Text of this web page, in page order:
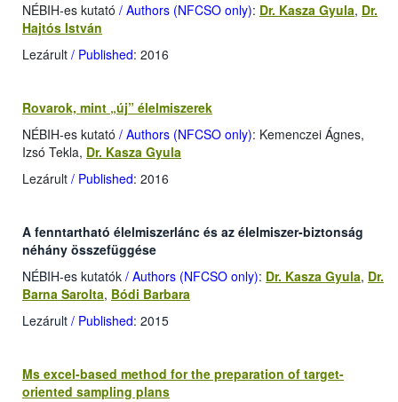
NÉBIH-es kutató / Authors (NFCSO only): Dr. Kasza Gyula, Dr.
Hajtós István
Lezárult / Published: 2016
Rovarok, mint „új” élelmiszerek
NÉBIH-es kutató / Authors (NFCSO only): Kemenczei Ágnes,
Izsó Tekla, Dr. Kasza Gyula
Lezárult / Published: 2016
A fenntartható élelmiszerlánc és az élelmiszer-biztonság
néhány összefüggése
NÉBIH-es kutatók / Authors (NFCSO only): Dr. Kasza Gyula, Dr.
Barna Sarolta, Bódi Barbara
Lezárult / Published: 2015
Ms excel-based method for the preparation of target-
oriented sampling plans